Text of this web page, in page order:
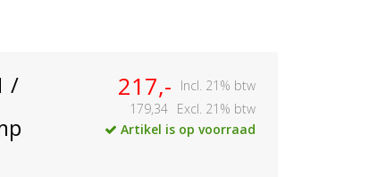
/ 217,-
Incl. 21% btw
179,34 Excl. 21% btw
Artikel is op voorraad